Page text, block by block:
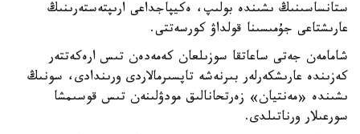
ستانساسىنىڭ ىشىندە بولىپ، ەكيپاجداعى ارىپتەستەرىنىڭ
عارىشتاعى جۇمىسىنا قولداۋ كورسەتتى.
شامامەن جەتى ساعاتقا سوزىلعان كەمەدەن تىس ارەكەتتەر
كەزىندە عارىشكەرلەر بىرنەشە تاپسىرمالاردى ورىندادى، سونىڭ
ىشىندە «مەنتيان» زەرتحانالىق مودۋلىنەن تىس قوسىمشا
سورعىلار ورناتىلدى.